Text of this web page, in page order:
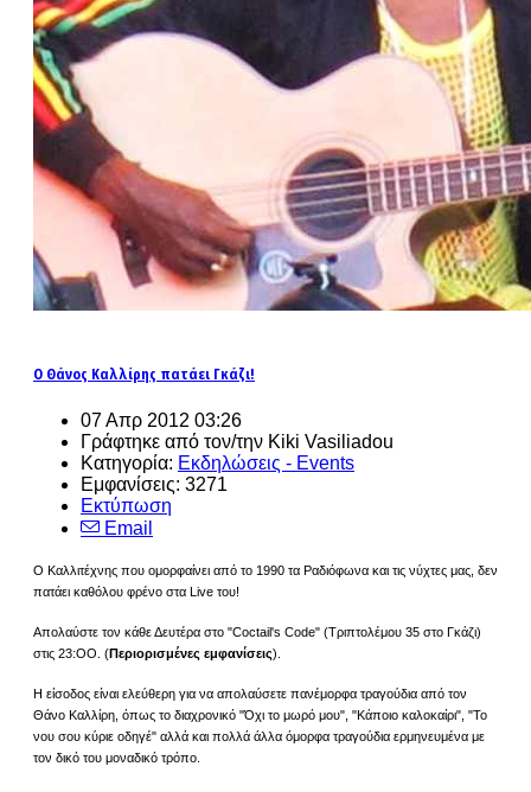
Ο Θάνος Καλλίρης πατάει Γκάζι!
07 Απρ 2012 03:26
Γράφτηκε από τον/την Kiki Vasiliadou
Κατηγορία: Εκδηλώσεις - Events
Εμφανίσεις: 3271
Εκτύπωση
Email
Ο Καλλιτέχνης που ομορφαίνει από το 1990 τα Ραδιόφωνα και τις νύχτες μας, δεν
πατάει καθόλου φρένο στα Live του!
Απολαύστε τον κάθε Δευτέρα στο "Coctail's Code" (Τριπτολέμου 35 στο Γκάζι)
στις 23:ΟΟ. (Περιορισμένες εμφανίσεις).
Η είσοδος είναι ελεύθερη για να απολαύσετε πανέμορφα τραγούδια από τον
Θάνο Καλλίρη, όπως το διαχρονικό "Όχι το μωρό μου", "Κάποιο καλοκαίρι", "Το
νου σου κύριε οδηγέ" αλλά και πολλά άλλα όμορφα τραγούδια ερμηνευμένα με
τον δικό του μοναδικό τρόπο.